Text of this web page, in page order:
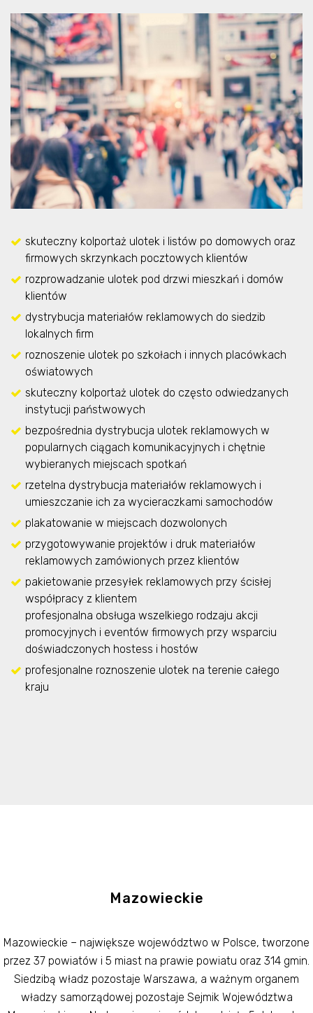
skuteczny kolportaż ulotek i listów po domowych oraz
firmowych skrzynkach pocztowych klientów
rozprowadzanie ulotek pod drzwi mieszkań i domów
klientów
dystrybucja materiałów reklamowych do siedzib
lokalnych firm
roznoszenie ulotek po szkołach i innych placówkach
oświatowych
skuteczny kolportaż ulotek do często odwiedzanych
instytucji państwowych
bezpośrednia dystrybucja ulotek reklamowych w
popularnych ciągach komunikacyjnych i chętnie
wybieranych miejscach spotkań
rzetelna dystrybucja materiałów reklamowych i
umieszczanie ich za wycieraczkami samochodów
plakatowanie w miejscach dozwolonych
przygotowywanie projektów i druk materiałów
reklamowych zamówionych przez klientów
pakietowanie przesyłek reklamowych przy ścisłej
współpracy z klientem
profesjonalna obsługa wszelkiego rodzaju akcji
promocyjnych i eventów firmowych przy wsparciu
doświadczonych hostess i hostów
profesjonalne roznoszenie ulotek na terenie całego
kraju
Mazowieckie
Mazowieckie – największe województwo w Polsce, tworzone
przez 37 powiatów i 5 miast na prawie powiatu oraz 314 gmin.
Siedzibą władz pozostaje Warszawa, a ważnym organem
władzy samorządowej pozostaje Sejmik Województwa